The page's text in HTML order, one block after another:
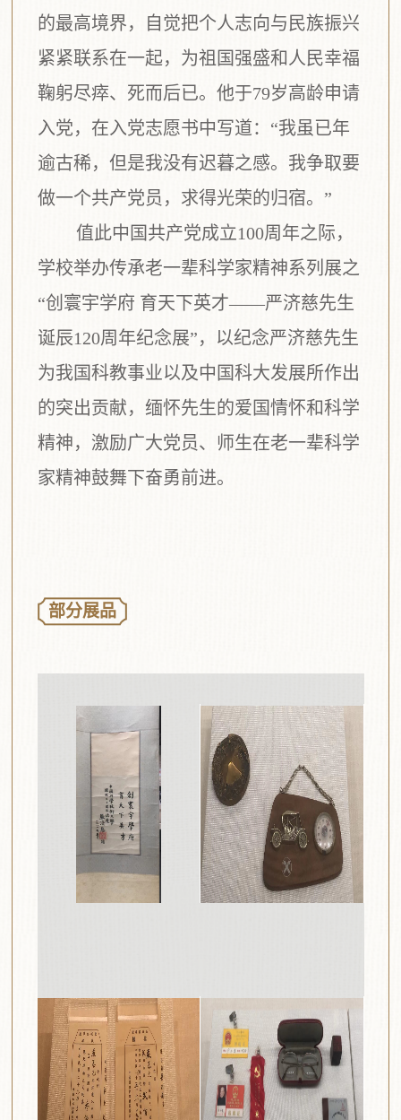
的最高境界，自觉把个人志向与民族振兴
紧紧联系在一起，为祖国强盛和人民幸福
鞠躬尽瘁、死而后已。他于79岁高龄申请
入党，在入党志愿书中写道：“我虽已年
逾古稀，但是我没有迟暮之感。我争取要
做一个共产党员，求得光荣的归宿。”
值此中国共产党成立100周年之际，
学校举办传承老一辈科学家精神系列展之
“创 寰宇学府 育天下英才——严济慈先生
诞辰120周年纪念展”，以纪念严济慈先生
为我国科教事业以及中国科大发展所作出
的突出贡献，缅怀先生的爱国情怀和科学
精神，激励广大党员、师生在老一辈科学
家精神鼓舞下奋勇前进。
部分展品